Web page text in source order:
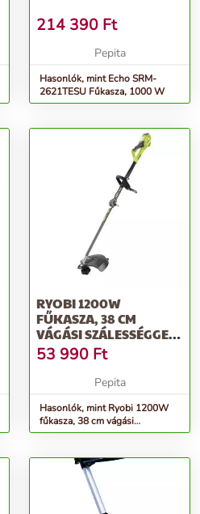
214 390 Ft
Pepita
Hasonlók, mint Echo SRM-
2621TESU Fűkasza, 1000 W
RYOBI 1200W
FŰKASZA, 38 CM
VÁGÁSI SZÁLESSÉGGEL -
RBC1226I
53 990 Ft
Pepita
Hasonlók, mint Ryobi 1200W
fűkasza, 38 cm vágási
szálességgel - RBC1226I